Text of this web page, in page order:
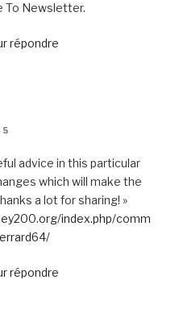
To Newsletter.
répondre
advice in this particular
which will make the
a lot for sharing! »
index.php/comm
répondre